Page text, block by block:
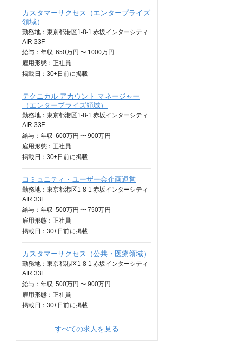
カスタマーサクセス（エンタープライズ
領域）
勤務地：東京都港区1-8-1 赤坂インターシティ
AIR 33F
給与： 年収 650万円 〜 1000万円
雇用形態：正社員
掲載日： 30+日 前に掲載
テクニカル アカウント マネージャー
（エンタープライズ領域）
勤務地：東京都港区1-8-1 赤坂インターシティ
AIR 33F
給与： 年収 600万円 〜 900万円
雇用形態：正社員
掲載日： 30+日 前に掲載
コミュニティ・ユーザー会企画運営
勤務地：東京都港区1-8-1 赤坂インターシティ
AIR 33F
給与： 年収 500万円 〜 750万円
雇用形態：正社員
掲載日： 30+日 前に掲載
カスタマーサクセス（公共・医療領域）
勤務地：東京都港区1-8-1 赤坂インターシティ
AIR 33F
給与： 年収 500万円 〜 900万円
雇用形態：正社員
掲載日： 30+日 前に掲載
すべての求人を見る